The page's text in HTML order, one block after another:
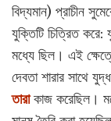
বিদ্যমান) প্রাচীন
যুক্তিটি চিত্রিত করে:
মধ্যে ছিল। এই
দেবতা শারার সাথে
তারাকাজ করেছিল।